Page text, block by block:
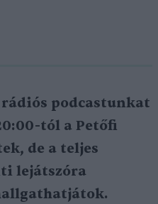
podcastunkat
tól a Petőfi
de a teljes
lejátszóra